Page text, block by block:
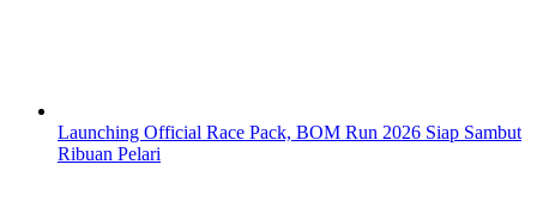
Launching Official Race Pack, BOM Run 2026 Siap Sambut
Ribuan Pelari